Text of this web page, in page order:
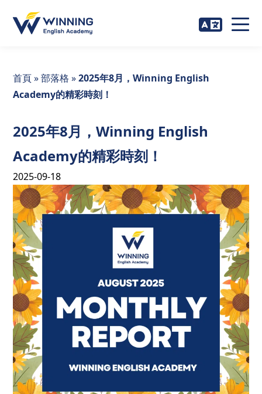
首頁»部落格 »2025年8月，Winning English
Academy的精彩時刻！
2025年8月，Winning English
Academy的精彩時刻！
2025-09-18